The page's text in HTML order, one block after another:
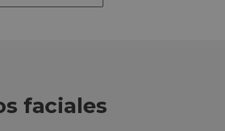
faciales